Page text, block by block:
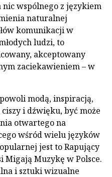
nic wspólnego z językiem
naturalnej
komunikacji w
ludzi, to
akceptowany
zaciekawieniem – w
modą, inspiracją,
i dźwięku, być może
otwartego na
wśród wielu języków
jest to Rapujący
Migają Muzykę w Polsce.
i sztuki wizualne